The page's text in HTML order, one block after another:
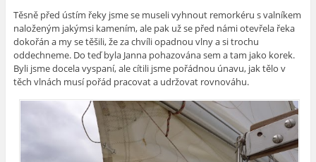
Těsně před ústím řeky jsme se museli vyhnout remorkéru s valníkem
naloženým jakýmsi kamením, ale pak už se před námi otevřela řeka
dokořán a my se těšili, že za chvíli opadnou vlny a si trochu
oddechneme. Do teď byla Janna pohazována sem a tam jako korek.
Byli jsme docela vyspaní, ale cítili jsme pořádnou únavu, jak tělo v
těch vlnách musí pořád pracovat a udržovat rovnováhu.